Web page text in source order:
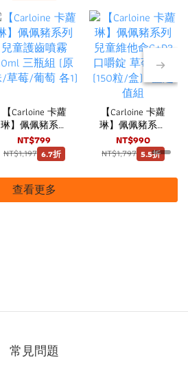
【Carloine 卡蘿
琳】佩佩豬系列
兒童護齒噴霧
20ml 三瓶組
(原味/草莓/葡
萄 各1)
NT$799
NT$1,197 6.7折
【Carloine 卡蘿
琳】佩佩豬系列
兒童維他命
C+D3 口嚼錠 草
莓口味 (150粒/
盒) 3盒超值組
NT$990
NT$1,797 5.5折
查看更多
常見問題